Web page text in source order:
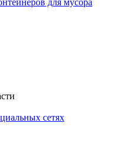
для мусора